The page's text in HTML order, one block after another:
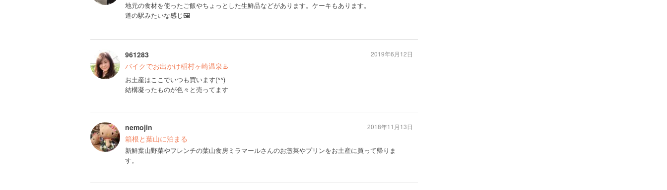
地元の食材を使ったご飯やちょっとした生鮮品などがあります。ケーキもあります。
道の駅みたいな感じ🖼
961283
バイクでお出かけ稲村ヶ崎温泉♨️
お土産はここでいつも買います(^^)
結構凝ったものが色々と売ってます
2019年6月12日
nemojin
箱根と葉山に泊まる
新鮮葉山野菜やフレンチの葉山食房ミラマールさんのお惣菜やプリンをお土産に買って帰りま
す。
2018年11月13日